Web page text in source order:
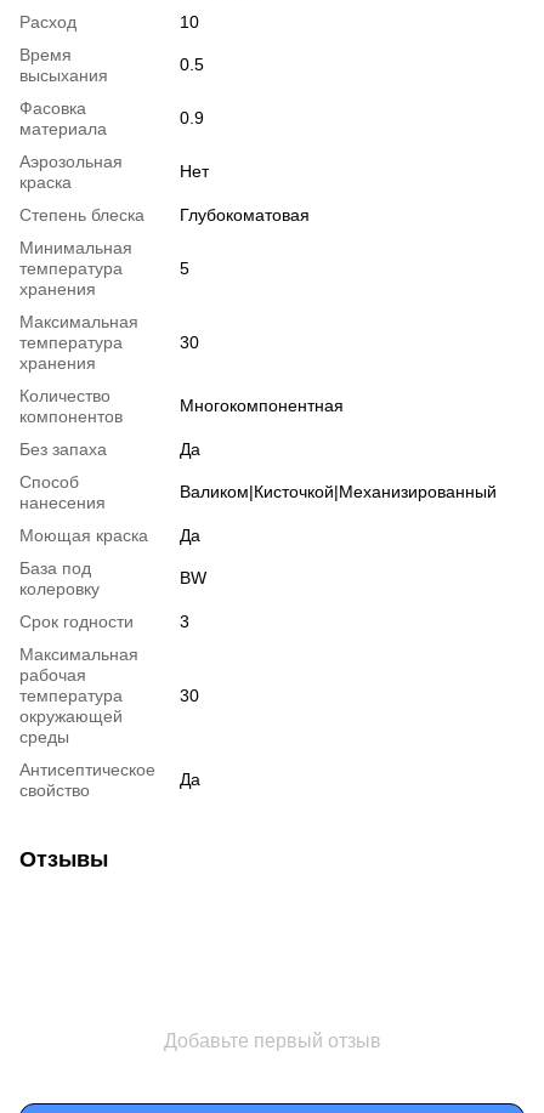
Расход
10
Время
высыхания
0.5
Фасовка
материала
0.9
Аэрозольная
краска
Нет
Степень блеска
Глубокоматовая
Минимальная
температура
хранения
5
Максимальная
температура
хранения
30
Количество
компонентов
Многокомпонентная
Без запаха
Да
Способ
нанесения
Валиком|Кисточкой|Механизированный
Моющая краска
Да
База под
колеровку
BW
Срок годности
3
Максимальная
рабочая
температура
окружающей
среды
30
Антисептическое
свойство
Да
Отзывы
Добавьте первый отзыв